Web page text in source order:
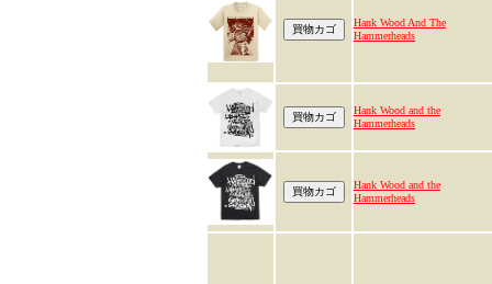
Hank Wood And The
Hammerheads
Hank Wood and the
Hammerheads
Hank Wood and the
Hammerheads